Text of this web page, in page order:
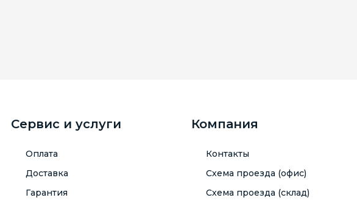
Сервис и услуги
Оплата
Доставка
Гарантия
Компания
Контакты
Схема проезда (офис)
Схема проезда (склад)